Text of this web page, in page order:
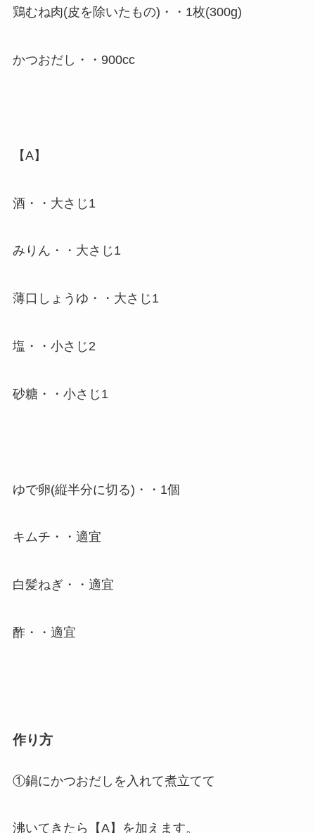
鶏むね肉(皮を除いたもの)・・1枚(300g)
かつおだし・・900cc
【A】
酒・・大さじ1
みりん・・大さじ1
薄口しょうゆ・・大さじ1
塩・・小さじ2
砂糖・・小さじ1
ゆで卵(縦半分に切る)・・1個
キムチ・・適宜
白髪ねぎ・・適宜
酢・・適宜
作り方
①鍋にかつおだしを入れて煮立てて
沸いてきたら【A】を加えます。